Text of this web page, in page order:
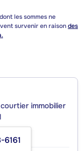
les sommes ne
survenir en raisondes
immobilier
6161